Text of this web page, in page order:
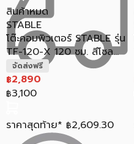
สินค้าหมด
STABLE
โต๊ะคอมพิวเตอร์ STABLE รุ่น
TF-120-X 120 ซม. สีโซล...
จัดส่งฟรี
฿2,890
฿3,100
ราคาสุดท้าย* ฿2,609.30